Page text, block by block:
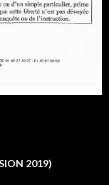
2019)